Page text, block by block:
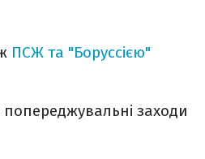
ПСЖ та "Боруссією"
заходи